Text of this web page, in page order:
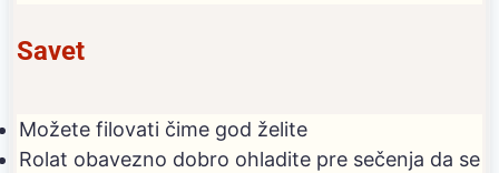
Savet
Možete filovati čime god želite
Rolat obavezno dobro ohladite pre sečenja da se